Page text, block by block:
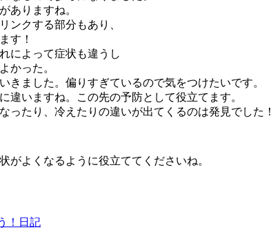
ありますね。
ンクする部分もあり、
す！
によって症状も違うし
かった。
きました。偏りすぎているので気をつけたいです。
違いますね。この先の予防として役立てます。
ったり、冷えたりの違いが出てくるのは発見でした！
がよくなるように役立ててくださいね。
！日記